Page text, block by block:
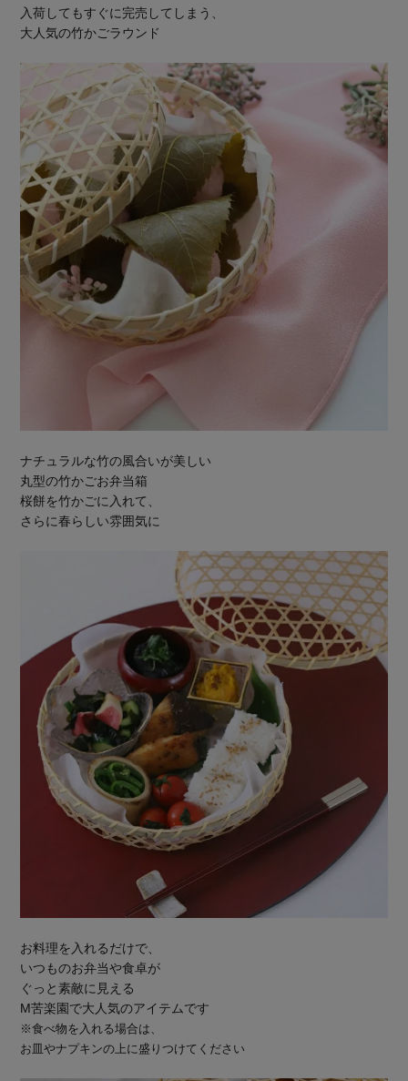
入荷してもすぐに完売してしまう、
大人気の竹かごラウンド
ナチュラルな竹の風合いが美しい
丸型の竹かごお弁当箱
桜餅を竹かごに入れて、
さらに春らしい雰囲気に
お料理を入れるだけで、
いつものお弁当や食卓が
ぐっと素敵に見える
M苦楽園で大人気のアイテムです
※食べ物を入れる場合は、
お皿やナプキンの上に盛りつけてください